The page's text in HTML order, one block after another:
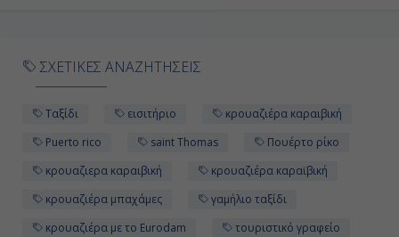
ΣΧΕΤΙΚΕΣ ΑΝΑΖΗΤΗΣΕΙΣ
Ταξίδι εισιτήριο
κρουαζιέρα καραιβική
Puerto rico
saint Thomas
Πουέρτο ρίκο
κρουαζιερα καραιβική
κρουαζιέρα καραϊβική
κρουαζιέρα μπαχάμες
γαμήλιο ταξίδι
κρουαζιέρα με το Eurodam
τουριστικό γραφείο